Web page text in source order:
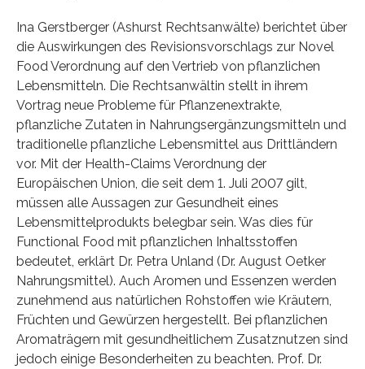
Ina Gerstberger (Ashurst Rechtsanwälte) berichtet über
die Auswirkungen des Revisionsvorschlags zur Novel
Food Verordnung auf den Vertrieb von pflanzlichen
Lebensmitteln. Die Rechtsanwältin stellt in ihrem
Vortrag neue Probleme für Pflanzenextrakte,
pflanzliche Zutaten in Nahrungsergänzungsmitteln und
traditionelle pflanzliche Lebensmittel aus Drittländern
vor. Mit der Health-Claims Verordnung der
Europäischen Union, die seit dem 1. Juli 2007 gilt,
müssen alle Aussagen zur Gesundheit eines
Lebensmittelprodukts belegbar sein. Was dies für
Functional Food mit pflanzlichen Inhaltsstoffen
bedeutet, erklärt Dr. Petra Unland (Dr. August Oetker
Nahrungsmittel). Auch Aromen und Essenzen werden
zunehmend aus natürlichen Rohstoffen wie Kräutern,
Früchten und Gewürzen hergestellt. Bei pflanzlichen
Aromaträgern mit gesundheitlichem Zusatznutzen sind
jedoch einige Besonderheiten zu beachten. Prof. Dr.